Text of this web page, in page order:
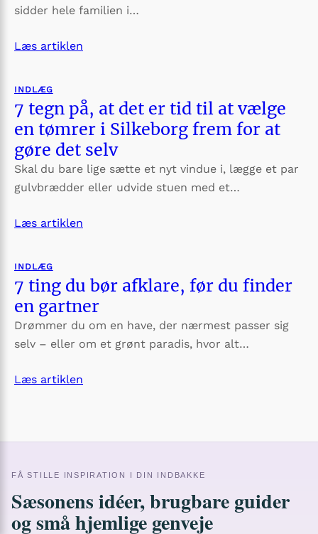
sidder hele familien i…
Læs artiklen
INDLÆG
7 tegn på, at det er tid til at vælge
en tømrer i Silkeborg frem for at
gøre det selv
Skal du bare lige sætte et nyt vindue i, lægge et par
gulvbrædder eller udvide stuen med et…
Læs artiklen
INDLÆG
7 ting du bør afklare, før du finder
en gartner
Drømmer du om en have, der nærmest passer sig
selv – eller om et grønt paradis, hvor alt…
Læs artiklen
FÅ STILLE INSPIRATION I DIN INDBAKKE
Sæsonens idéer, brugbare guider
og små hjemlige genveje